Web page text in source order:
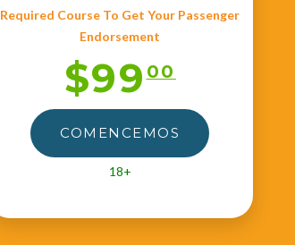
Required Course To Get Your Passenger
Endorsement
$9900
COMENCEMOS
18+